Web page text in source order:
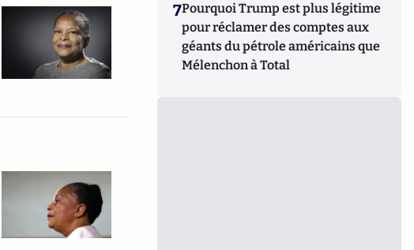
7Pourquoi Trump est plus légitime
pour réclamer des comptes aux
géants du pétrole américains que
Mélenchon à Total